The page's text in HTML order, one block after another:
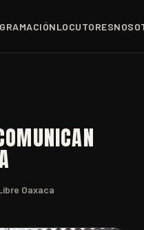
LOCUTORES
Oaxaca